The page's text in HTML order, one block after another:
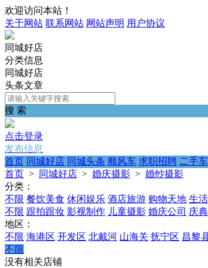
欢迎访问本站！
关于网站 联系网站 网站声明 用户协议
同城好店
分类信息
同城好店
头条文章
搜 索
点击登录
发布信息
首页 同城好店 同城头条 顺风车 求职招聘 二手车
首页 > 同城好店 > 婚庆摄影 > 婚纱摄影
分类：
不限 餐饮美食 休闲娱乐 酒店旅游 购物天地 生
不限 跟拍跟妆 影视制作 儿童摄影 婚庆公司 庆
地区：
不限 海港区 开发区 北戴河 山海关 抚宁区 昌黎
不限
没有相关店铺